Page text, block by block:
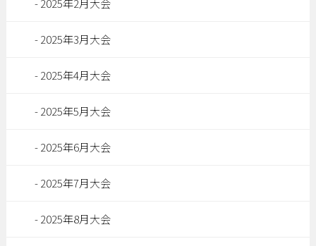
2025年3月大会
2025年4月大会
2025年5月大会
2025年6月大会
2025年7月大会
2025年8月大会